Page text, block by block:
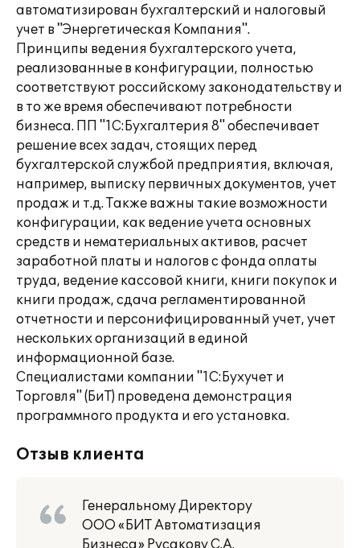
автоматизирован бухгалтерский и налоговый
учет в "Энергетическая Компания".
Принципы ведения бухгалтерского учета,
реализованные в конфигурации, полностью
соответствуют российскому законодательству и
в то же время обеспечивают потребности
бизнеса. ПП "1С:Бухгалтерия 8" обеспечивает
решение всех задач, стоящих перед
бухгалтерской службой предприятия, включая,
например, выписку первичных документов, учет
продаж и т.д. Также важны такие возможности
конфигурации, как ведение учета основных
средств и нематериальных активов, расчет
заработной платы и налогов с фонда оплаты
труда, ведение кассовой книги, книги покупок и
книги продаж, сдача регламентированной
отчетности и персонифицированный учет, учет
нескольких организаций в единой
информационной базе.
Специалистами компании "1С:Бухучет и
Торговля" (БиТ) проведена демонстрация
программного продукта и его установка.
Отзыв клиента
Генеральному Директору
ООО «БИТ Автоматизация
Бизнеса» Русакову С.А.